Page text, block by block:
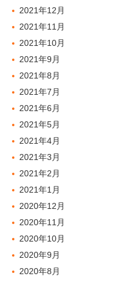
2021年12月
2021年11月
2021年10月
2021年9月
2021年8月
2021年7月
2021年6月
2021年5月
2021年4月
2021年3月
2021年2月
2021年1月
2020年12月
2020年11月
2020年10月
2020年9月
2020年8月